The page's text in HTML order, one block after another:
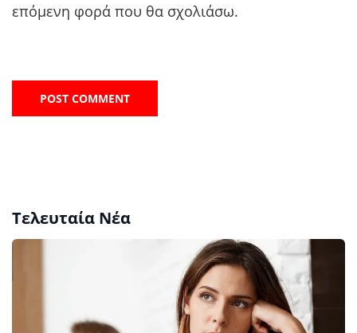
επόμενη φορά που θα σχολιάσω.
Τελευταία Νέα